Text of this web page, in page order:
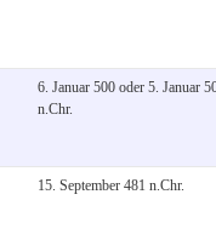
6. Januar 500 oder 5. Januar
n.Chr.
15. September 481 n.Chr.